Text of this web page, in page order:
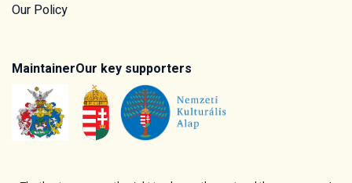
Our Policy
MaintainerOur key supporters